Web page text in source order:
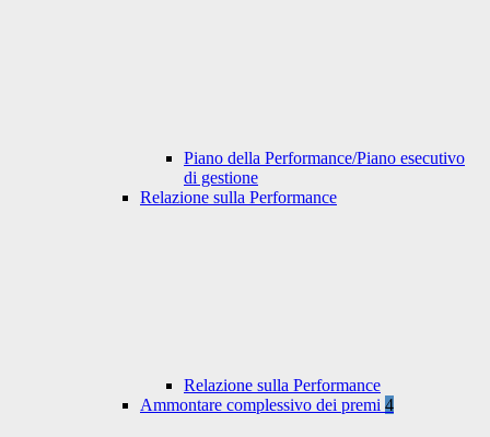
Piano della Performance/Piano esecutivo
di gestione
Relazione sulla Performance
Relazione sulla Performance
Ammontare complessivo dei premi 4